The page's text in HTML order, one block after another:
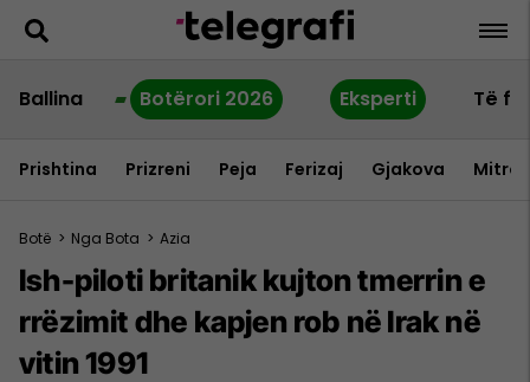
Ballina Botërori 2026 Eksperti Të
Prishtina Prizreni Peja Ferizaj Gjakova
Botë > Nga Bota > Azia
Ish-piloti britanik kujton tmerrin e
rrëzimit dhe kapjen rob në Irak në
vitin 1991